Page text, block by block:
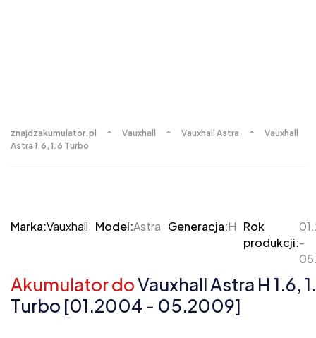
znajdzakumulator.pl Vauxhall Vauxhall Astra
Vauxhall
Astra 1.6, 1.6 Turbo
Marka:Vauxhall Model:Astra Generacja:H Rok
produkcji:-
Akumulator doVauxhall Astra H 1.6,
Turbo [01.2004 - 05.2009]